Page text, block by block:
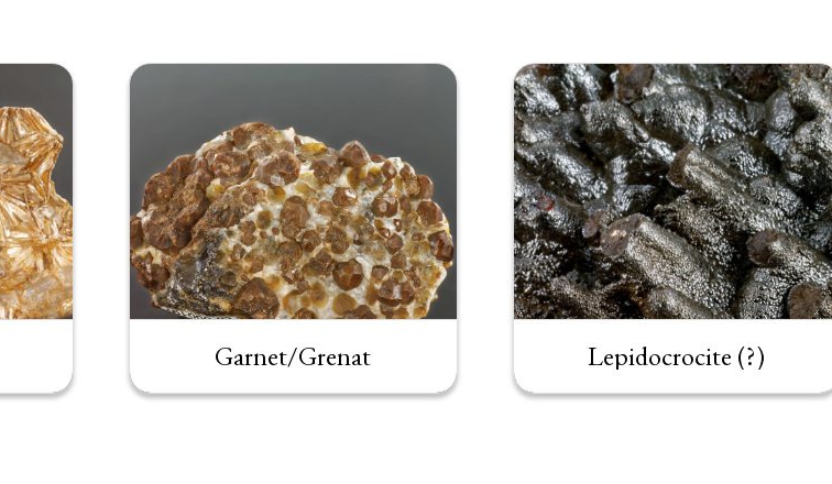
Garnet/Grenat Lepidocrocite (?)